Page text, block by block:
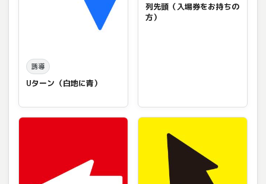
誘導
Uターン（白地に青）
列先頭（入場券をお持ちの
方）